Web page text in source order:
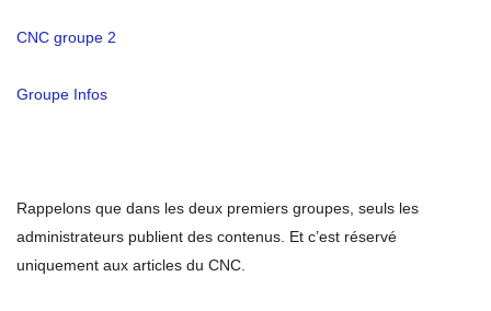
CNC groupe 2
Groupe Infos
Rappelons que dans les deux premiers groupes, seuls les
administrateurs publient des contenus. Et c’est réservé
uniquement aux articles du CNC.